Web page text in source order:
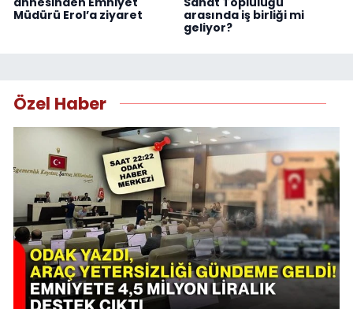
Müdürü Erol’a ziyaret
arasında iş birliği mi
geliyor?
Özel Haber